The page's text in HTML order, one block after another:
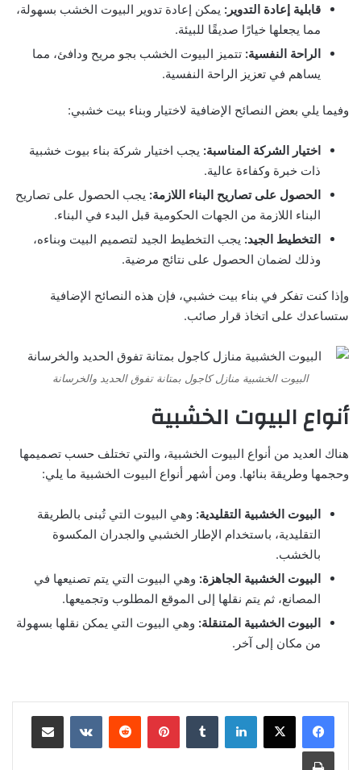
قابلية إعادة التدوير: يمكن إعادة تدوير البيوت الخشب بسهولة،
مما يجعلها خيارًا صديقًا للبيئة.
الراحة النفسية: تتميز البيوت الخشب بجو مريح ودافئ، مما
يساهم في تعزيز الراحة النفسية.
وفيما يلي بعض النصائح الإضافية لاختيار وبناء بيت خشبي:
اختيار الشركة المناسبة: يجب اختيار شركة بناء بيوت خشبية
ذات خبرة وكفاءة عالية.
الحصول على تصاريح البناء اللازمة: يجب الحصول على تصاريح
البناء اللازمة من الجهات الحكومية قبل البدء في البناء.
التخطيط الجيد: يجب التخطيط الجيد لتصميم البيت وبناءه،
وذلك لضمان الحصول على نتائج مرضية.
وإذا كنت تفكر في بناء بيت خشبي، فإن هذه النصائح الإضافية
ستساعدك على اتخاذ قرار صائب.
البيوت الخشبية منازل كاجول بمتانة تفوق الحديد والخرسانة
أنواع البيوت الخشبية
هناك العديد من أنواع البيوت الخشبية، والتي تختلف حسب تصميمها
وحجمها وطريقة بنائها. ومن أشهر أنواع البيوت الخشبية ما يلي:
البيوت الخشبية التقليدية: وهي البيوت التي تُبنى بالطريقة
التقليدية، باستخدام الإطار الخشبي والجدران المكسوة
بالخشب.
البيوت الخشبية الجاهزة: وهي البيوت التي يتم تصنيعها في
المصانع، ثم يتم نقلها إلى الموقع المطلوب وتجميعها.
البيوت الخشبية المتنقلة: وهي البيوت التي يمكن نقلها بسهولة
من مكان إلى آخر.
لينكدإن بينتيريست